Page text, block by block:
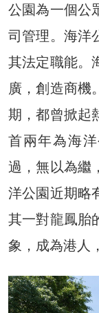
公園為一個公
司管理。海洋
其法定職能。
廣，創造商機
期，都曾掀起
首兩年為海
過，無以為繼
洋公園近期略
其一對龍鳳胎
象，成為港人